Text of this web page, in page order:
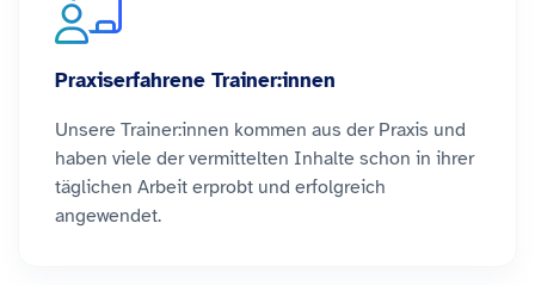
Praxiserfahrene Trainer:innen
Unsere Trainer:innen kommen aus der Praxis und
haben viele der vermittelten Inhalte schon in ihrer
täglichen Arbeit erprobt und erfolgreich
angewendet.